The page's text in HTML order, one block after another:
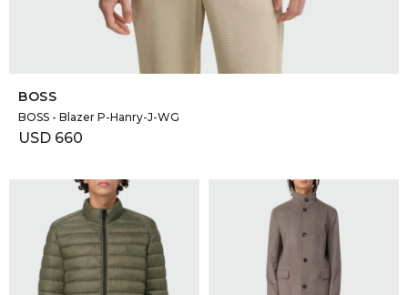
SELECCIONAR TALLE
BOSS
BOSS - Blazer P-Hanry-J-WG
USD 660